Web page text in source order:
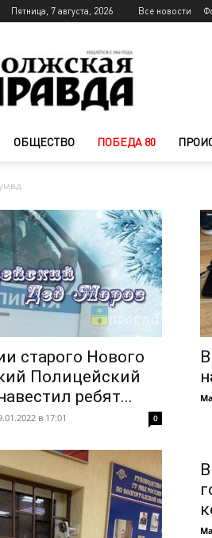
Пятница, 7 августа, 2026 Все новости
Волжского
—
Волжская
ОБЩЕСТВО ПОБЕДА 80
старого Нового
Полицейский
ребят...
в 17:01 0